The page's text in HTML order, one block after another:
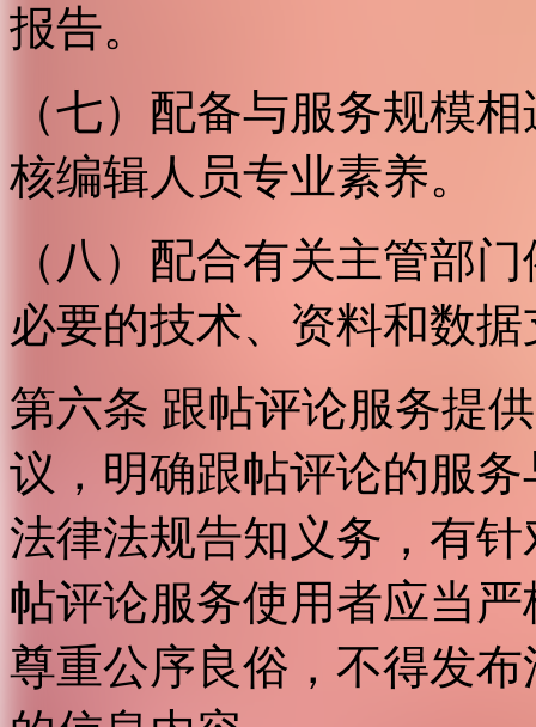
报告。
（七）配备与服务规模
核编辑人员专业素养。
（八）配合有关主管部
必要的技术、资料和数
第六条 跟帖评论服务提
议，明确跟帖评论的服
法律法规告知义务，有
帖评论服务使用者应当
尊重公序良俗，不得发